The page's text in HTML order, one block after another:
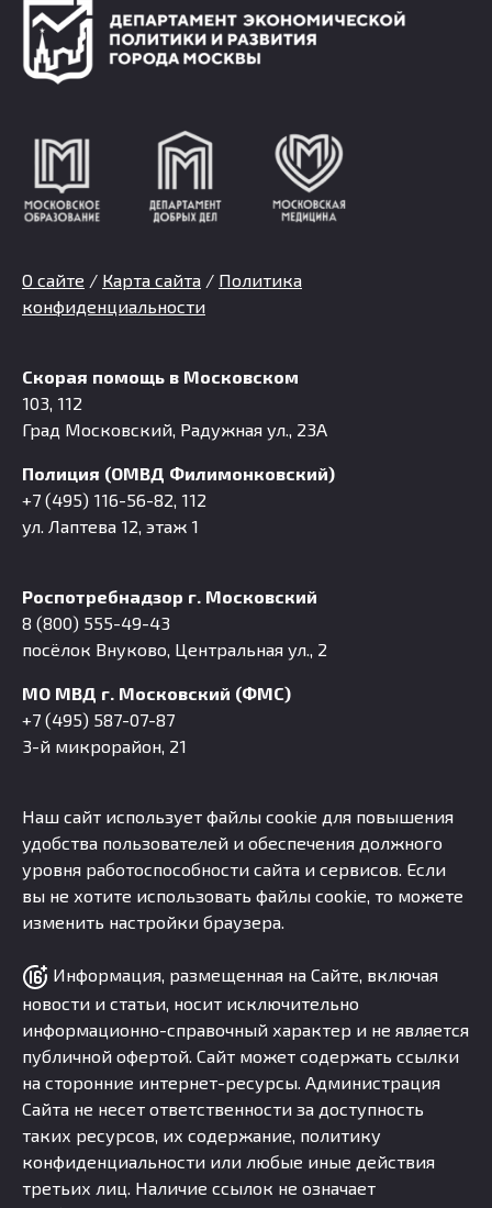
О сайте / Карта сайта / Политика
конфиденциальности
Скорая помощь в Московском
103, 112
Град Московский, Радужная ул., 23А
Полиция (ОМВД Филимонковский)
+7 (495) 116-56-82, 112
ул. Лаптева 12, этаж 1
Роспотребнадзор г. Московский
8 (800) 555-49-43
посёлок Внуково, Центральная ул., 2
МО МВД г. Московский (ФМС)
+7 (495) 587-07-87
3-й микрорайон, 21
Наш сайт использует файлы cookie для повышения
удобства пользователей и обеспечения должного
уровня работоспособности сайта и сервисов. Если
вы не хотите использовать файлы cookie, то можете
изменить настройки браузера.
Информация, размещенная на Сайте, включая
новости и статьи, носит исключительно
информационно-справочный характер и не является
публичной офертой. Сайт может содержать ссылки
на сторонние интернет-ресурсы. Администрация
Сайта не несет ответственности за доступность
таких ресурсов, их содержание, политику
конфиденциальности или любые иные действия
третьих лиц. Наличие ссылок не означает